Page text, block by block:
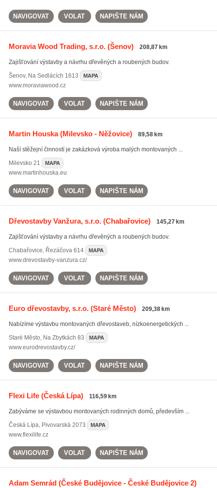
NAVIGOVAT VOLAT NAPIŠTE NÁM
Moravia Wood Trading, s.r.o.(Šenov) 208,87 km
Zajišťování výstavby a návrhu dřevěných a roubených budov.
Šenov, Na Sedlácích 1613 MAPA
www.moraviawood.cz
NAVIGOVAT VOLAT NAPIŠTE NÁM
Martin Houska(Milevsko - Něžovice) 89,58 km
Naší stěžejní činností je zakázková výroba malých montovaných ...
Milevsko 21 MAPA
www.martinhouska.eu
NAVIGOVAT VOLAT NAPIŠTE NÁM
Dřevostavby Vanžura, s.r.o.(Chabařovice) 145,27 km
Zajišťování výstavby a návrhu dřevěných a roubených budov.
Chabařovice, Řezáčova 614 MAPA
www.drevostavby-vanzura.cz/
NAVIGOVAT VOLAT NAPIŠTE NÁM
Euro dřevostavby, s.r.o.(Staré Město) 209,38 km
Nabízíme výstavbu montovaných dřevostaveb, nízkoenergetických ...
Staré Město, Na Zbytkách 83 MAPA
www.eurodrevostavby.cz/
NAVIGOVAT VOLAT NAPIŠTE NÁM
Flexi Life(Česká Lípa) 116,59 km
Zabýváme se výstavbou montovaných rodinných domů, především ...
Česká Lípa, Pivovarská 2073 MAPA
www.flexilife.cz
NAVIGOVAT VOLAT NAPIŠTE NÁM
Adam Semrád(České Budějovice - České Budějovice 2)